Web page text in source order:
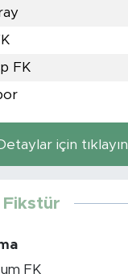
FK
için tıklayın
Fikstür
FK